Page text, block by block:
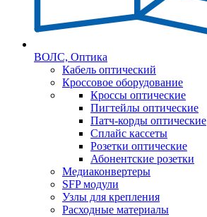
ВОЛС, Оптика
Кабель оптический
Кроссовое оборудование
Кроссы оптические
Пигтейлы оптические
Патч-корды оптические
Сплайс кассеты
Розетки оптические
Абонентские розетки
Медиаконвертеры
SFP модули
Узлы для крепления
Расходные материалы